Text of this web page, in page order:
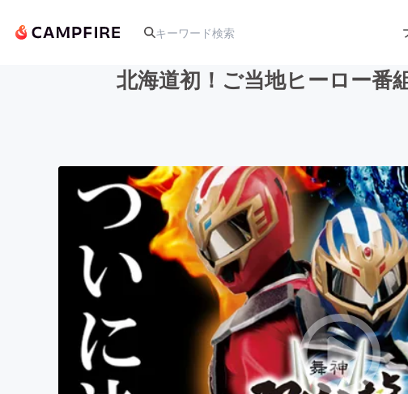
アート・写真 音楽
テクノロジー・ガジェット ゲー
映像・映画 書籍
ビジネス・起業 チャ
まちづくり・地域活性化
北海道初！ご当地ヒーロー番